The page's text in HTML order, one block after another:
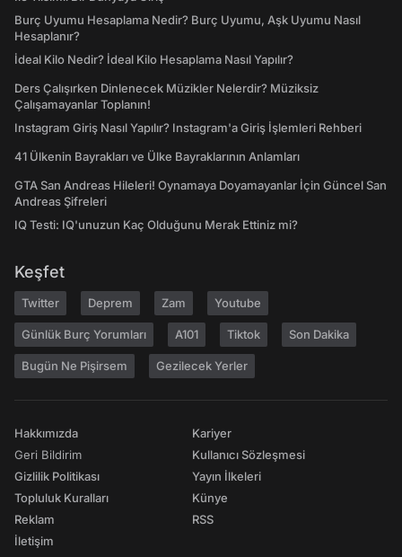
Burç Uyumu Hesaplama Nedir? Burç Uyumu, Aşk Uyumu Nasıl
Hesaplanır?
İdeal Kilo Nedir? İdeal Kilo Hesaplama Nasıl Yapılır?
Ders Çalışırken Dinlenecek Müzikler Nelerdir? Müziksiz
Çalışamayanlar Toplanın!
Instagram Giriş Nasıl Yapılır? Instagram'a Giriş İşlemleri Rehberi
41 Ülkenin Bayrakları ve Ülke Bayraklarının Anlamları
GTA San Andreas Hileleri! Oynamaya Doyamayanlar İçin Güncel San
Andreas Şifreleri
IQ Testi: IQ'unuzun Kaç Olduğunu Merak Ettiniz mi?
Keşfet
Twitter Deprem Zam Youtube
Günlük Burç Yorumları A101 Tiktok Son Dakika
Bugün Ne Pişirsem Gezilecek Yerler
Hakkımızda
Geri Bildirim
Gizlilik Politikası
Topluluk Kuralları
Reklam
İletişim
Kariyer
Kullanıcı Sözleşmesi
Yayın İlkeleri
Künye
RSS